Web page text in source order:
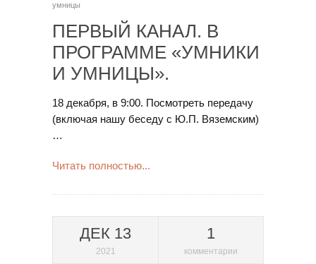
умницы
ПЕРВЫЙ КАНАЛ. В
ПРОГРАММЕ «УМНИКИ
И УМНИЦЫ».
18 декабря, в 9:00. Посмотреть передачу
(включая нашу беседу с Ю.П. Вяземским)
…
Читать полностью...
ДЕК 13
2021
1
комментарии